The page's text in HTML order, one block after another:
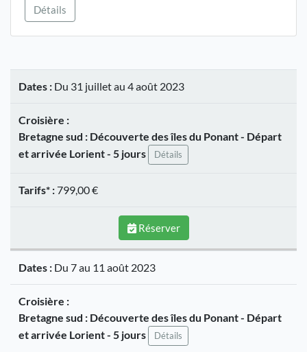
Détails
Dates : Du 31 juillet au 4 août 2023
Croisière :
Bretagne sud : Découverte des îles du Ponant - Départ
et arrivée Lorient - 5 jours
Détails
Tarifs* :799,00 €
Réserver
Dates : Du 7 au 11 août 2023
Croisière :
Bretagne sud : Découverte des îles du Ponant - Départ
et arrivée Lorient - 5 jours
Détails